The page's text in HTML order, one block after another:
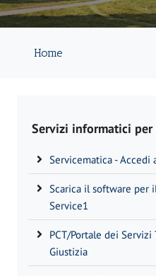
Home
Servizi informatici
Servicematica - Accedi
Scarica il software per
Service1
PCT/Portale dei
Giustizia